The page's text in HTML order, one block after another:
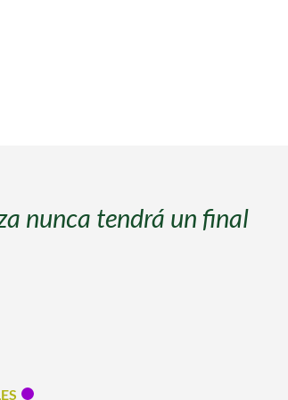
nunca tendrá un final